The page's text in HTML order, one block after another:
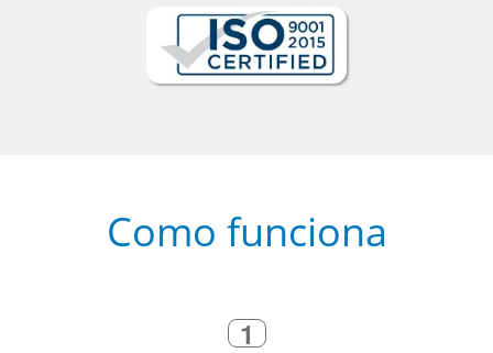
Como funciona
1